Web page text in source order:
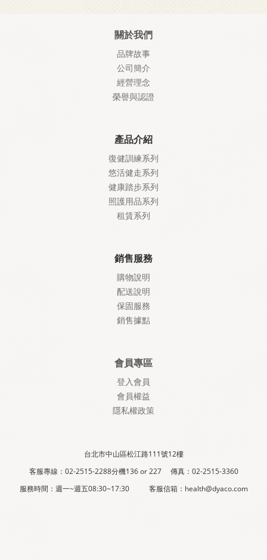
關於我們
品牌故事
公司簡介
經營理念
榮譽與認證
產品介紹
復健訓練系列
悠活健走系列
健康踏步系列
照護用品系列
租賃系列
銷售服務
購物說明
配送說明
保固服務
銷售據點
會員專區
登入會員
會員權益
隱私權政策
台北市中山區松江路111號12樓
客服專線：02-2515-2288分機136 or 227 傳真：02-2515-3360
服務時間：週一~週五08:30~17:30 客服信箱：health@dyaco.com